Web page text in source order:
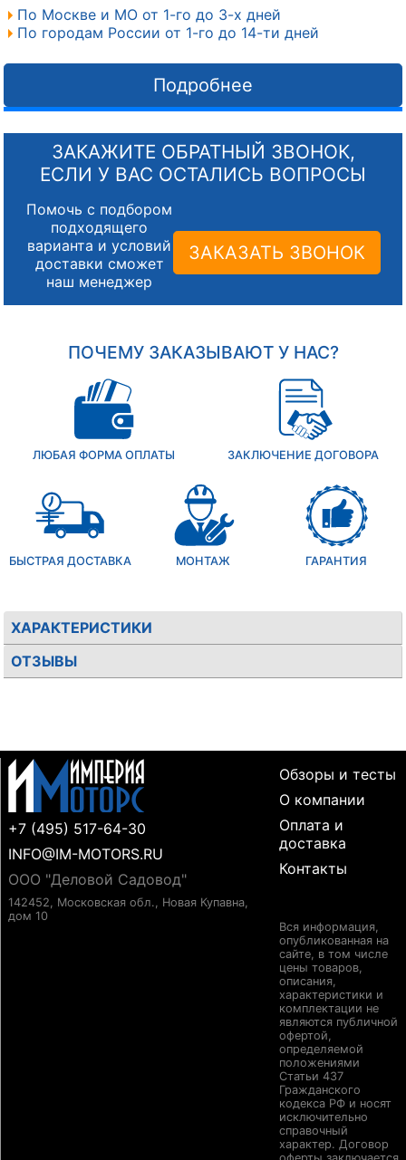
По Москве и МО от 1-го до 3-х дней
По городам России от 1-го до 14-ти дней
Подробнее
ЗАКАЖИТЕ ОБРАТНЫЙ ЗВОНОК,
ЕСЛИ У ВАС ОСТАЛИСЬ ВОПРОСЫ
Помочь с подбором
подходящего
варианта и условий
доставки сможет
наш менеджер
ЗАКАЗАТЬ ЗВОНОК
ПОЧЕМУ ЗАКАЗЫВАЮТ У НАС?
ЛЮБАЯ ФОРМА ОПЛАТЫ ЗАКЛЮЧЕНИЕ ДОГОВОРА
БЫСТРАЯ ДОСТАВКА МОНТАЖ ГАРАНТИЯ
ХАРАКТЕРИСТИКИ
ОТЗЫВЫ
+7 (495) 517-64-30
INFO@IM-MOTORS.RU
ООО "Деловой Садовод"
142452, Московская обл., Новая Купавна,
дом 10
Обзоры и тесты
О компании
Оплата и
доставка
Контакты
Вся информация,
опубликованная на
сайте, в том числе
цены товаров,
описания,
характеристики и
комплектации не
являются публичной
офертой,
определяемой
положениями
Статьи 437
Гражданского
кодекса РФ и носят
исключительно
справочный
характер. Договор